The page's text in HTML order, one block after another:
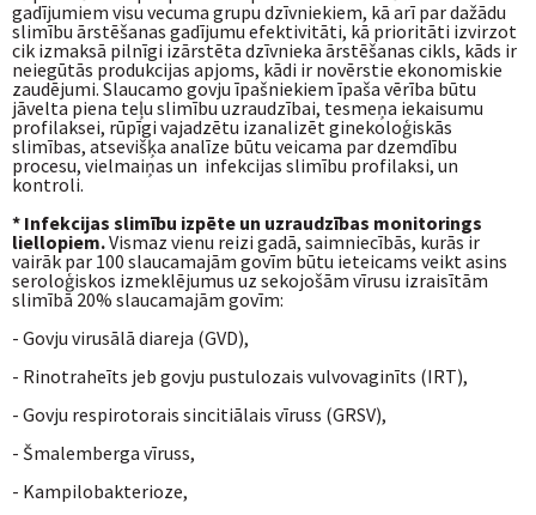
gadījumiem visu vecuma grupu dzīvniekiem, kā arī par dažādu
slimību ārstēšanas gadījumu efektivitāti, kā prioritāti izvirzot
cik izmaksā pilnīgi izārstēta dzīvnieka ārstēšanas cikls, kāds ir
neiegūtās produkcijas apjoms, kādi ir novērstie ekonomiskie
zaudējumi. Slaucamo govju īpašniekiem īpaša vērība būtu
jāvelta piena teļu slimību uzraudzībai, tesmeņa iekaisumu
profilaksei, rūpīgi vajadzētu izanalizēt ginekoloģiskās
slimības, atsevišķa analīze būtu veicama par dzemdību
procesu, vielmaiņas un infekcijas slimību profilaksi, un
kontroli.
* Infekcijas slimību izpēte un uzraudzības monitorings
liellopiem.Vismaz vienu reizi gadā, saimniecībās, kurās ir
vairāk par 100 slaucamajām govīm būtu ieteicams veikt asins
seroloģiskos izmeklējumus uz sekojošām vīrusu izraisītām
slimībā 20% slaucamajām govīm:
- Govju virusālā diareja (GVD),
- Rinotraheīts jeb govju pustulozais vulvovaginīts (IRT),
- Govju respirotorais sincitiālais vīruss (GRSV),
- Šmalemberga vīruss,
- Kampilobakterioze,